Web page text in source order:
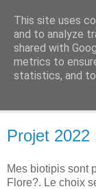
Terres
Projet
Mes biotipis sont
Flore?. Le choix
This site uses
and to analyze
shared with
metrics to
statistics, and